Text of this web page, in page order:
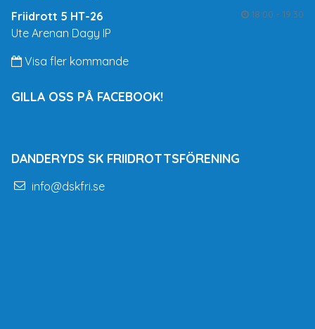
Friidrott 5 HT-26
18:00 - 19:30
Ute Arenan Dagy IP
Visa fler kommande
GILLA OSS PÅ FACEBOOK!
DANDERYDS SK FRIIDROTTSFÖRENING
info@dskfri.se